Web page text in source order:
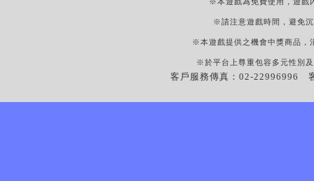
※請注意遊戲時間，避免
※本遊戲提供之機會中獎商品，
※於平台上尊重包容多元性別
客戶服務傳真：02-22996996